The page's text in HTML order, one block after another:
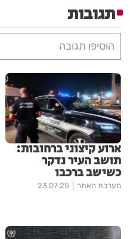
תגובות
הוסיפו תגובה
ארוע קיצוני ברחובות:
תושב העיר נדקר
כשישב ברכבו
מערכת האתר 23.07.25